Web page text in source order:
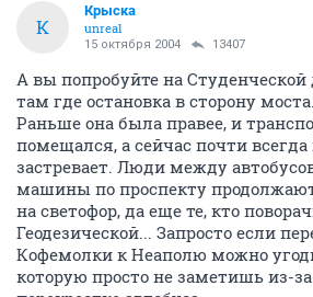
К
Крыска
unreal
15 октября 2004 13407
А вы попробуйте на Студенческой
там где остановка в сторону
Раньше она была правее, и
помещался, а сейчас почти всегда
застревает. Люди между
машины по проспекту
на светофор, да еще те, кто
Геодезической... Запросто если
Кофемолки к Неаполю можно
которую просто не заметишь из-